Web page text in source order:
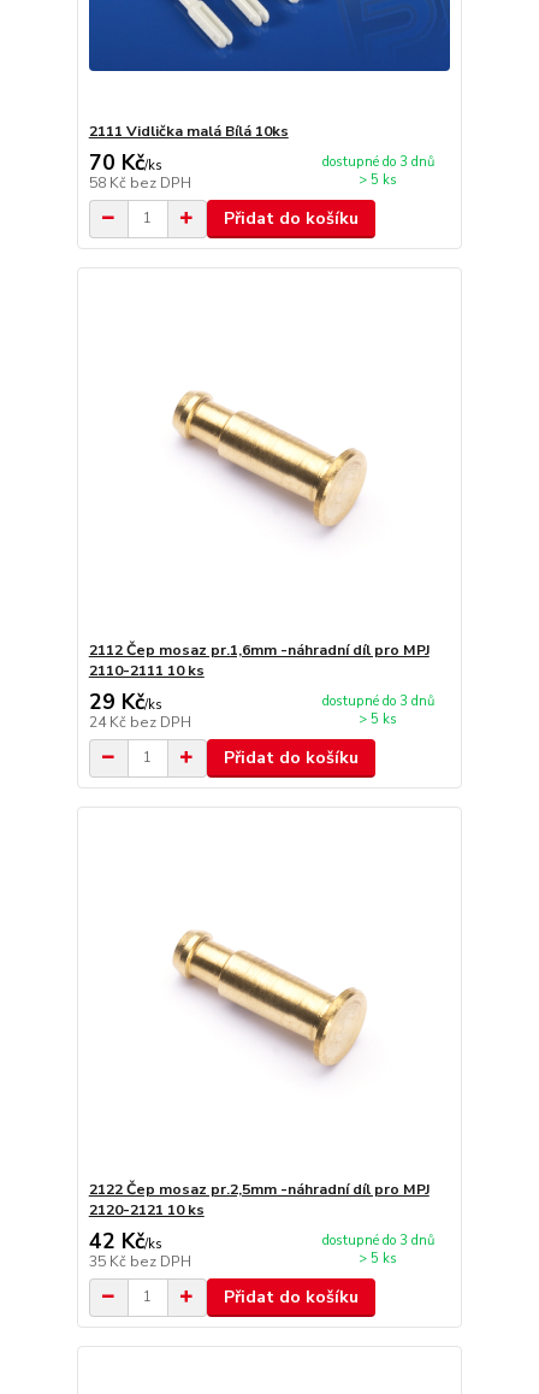
2111 Vidlička malá Bílá 10ks
70 Kč/ks
58 Kč bez DPH
dostupné do 3 dnů
> 5 ks
Přidat do košíku
2112 Čep mosaz pr.1,6mm -náhradní díl pro MPJ
2110-2111 10 ks
29 Kč/ks
24 Kč bez DPH
dostupné do 3 dnů
> 5 ks
Přidat do košíku
2122 Čep mosaz pr.2,5mm -náhradní díl pro MPJ
2120-2121 10 ks
42 Kč/ks
35 Kč bez DPH
dostupné do 3 dnů
> 5 ks
Přidat do košíku